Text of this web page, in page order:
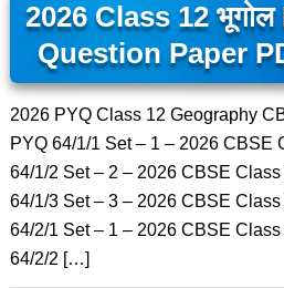
2026 Class 12
Question Paper
2026 PYQ Class 12 Geography
PYQ 64/1/1 Set – 1 – 2026 CBSE
64/1/2 Set – 2 – 2026 CBSE
64/1/3 Set – 3 – 2026 CBSE
64/2/1 Set – 1 – 2026 CBSE
64/2/2 […]